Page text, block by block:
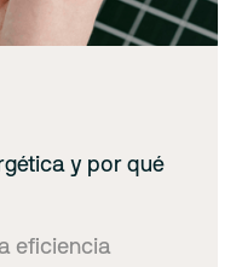
y por qué
eficiencia